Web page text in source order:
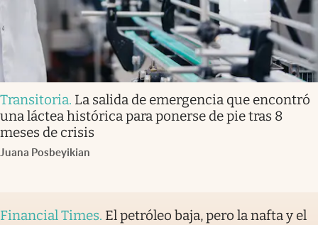
Transitoria. La salida de emergencia que encontró
una láctea histórica para ponerse de pie tras 8
meses de crisis
Juana Posbeyikian
Financial Times. El petróleo baja, pero la nafta y el